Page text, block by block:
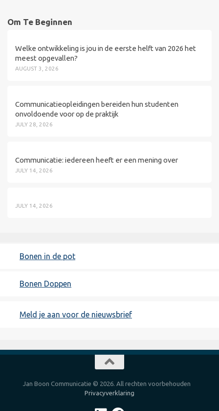
Om Te Beginnen
Welke ontwikkeling is jou in de eerste helft van 2026 het
meest opgevallen?
AUGUST 3, 2026
Communicatieopleidingen bereiden hun studenten
onvoldoende voor op de praktijk
JULY 28, 2026
Communicatie: iedereen heeft er een mening over
JULY 14, 2026
JULY 14, 2026
Bonen in de pot
Bonen Doppen
Meld je aan voor de nieuwsbrief
Jan Boon Communicatie © 2026. All rechten voorbehouden
Privacyverklaring